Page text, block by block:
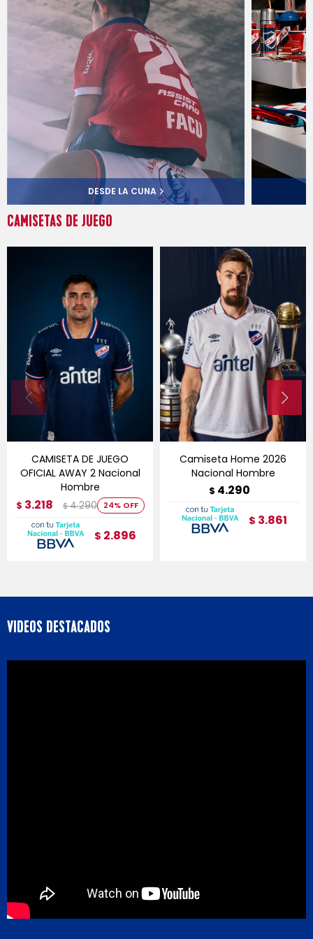
DESDE LA CUNA
CAMISETAS DE JUEGO
CAMISETA DE JUEGO
OFICIAL AWAY 2 Nacional
Hombre
$ 3.218 $ 4.290 24
$ 2.896
Camiseta Home 2026
Nacional Hombre
$ 4.290
$ 3.861
VIDEOS DESTACADOS